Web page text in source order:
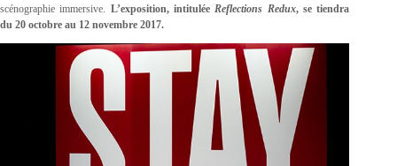
scénographie immersive. L’exposition, intituléeReflections Redux, se tiendra
du 20 octobre au 12 novembre 2017.